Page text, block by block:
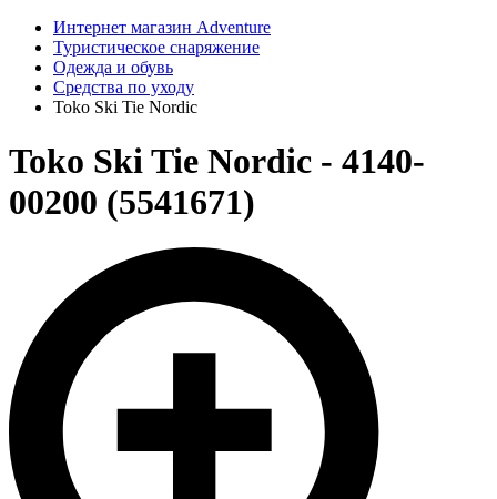
Интернет магазин Adventure
Туристическое снаряжение
Одежда и обувь
Средства по уходу
Toko Ski Tie Nordic
Toko Ski Tie Nordic - 4140-
00200 (5541671)